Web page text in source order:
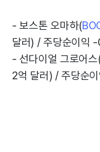
- 보스톤 오마하(
달러) / 주당순이익
- 선다이얼 그로어스
2억 달러) / 주당순